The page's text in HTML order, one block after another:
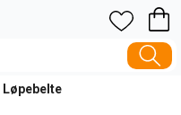
Løpebelte